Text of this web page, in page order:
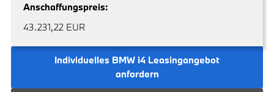
Anschaffungspreis:
43.231,22 EUR
Individuelles BMW i4 Leasingangebot
anfordern